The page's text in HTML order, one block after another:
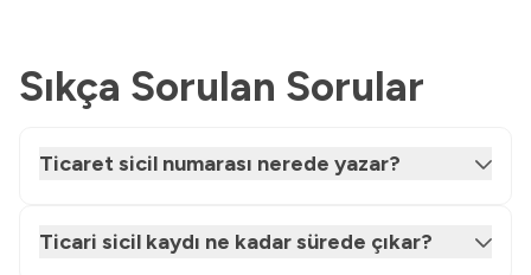
Sıkça Sorulan Sorular
Ticaret sicil numarası nerede yazar?
Ticari sicil kaydı ne kadar sürede çıkar?